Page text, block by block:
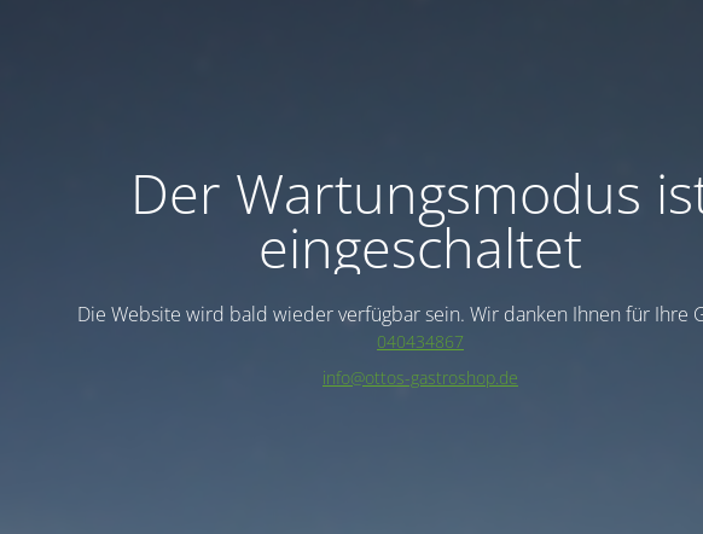
Der Wartungsmodus
eingeschaltet
Die Website wird bald wieder verfügbar sein. Wir danken Ihnen für Ihre
040434867
info@ottos-gastroshop.de